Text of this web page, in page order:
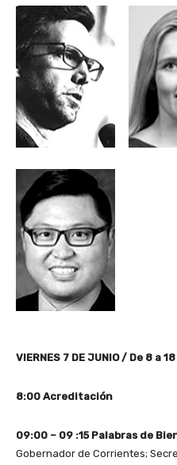
VIERNES 7 DE JUNIO / De 8 a
8:00 Acreditación
09:00 – 09 :15 Palabras de
Gobernador de Corrientes;